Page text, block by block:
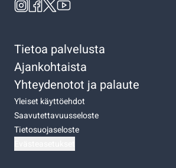
Tietoa palvelusta
Ajankohtaista
Yhteydenotot ja palaute
Yleiset käyttöehdot
Saavutettavuusseloste
Tietosuojaseloste